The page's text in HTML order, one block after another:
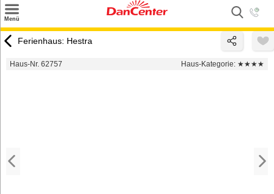
Menü
Urlaubsziele
Ferienhaus: Hestra
Haus-Nr. 62757 Haus-Kategorie: ★★★★